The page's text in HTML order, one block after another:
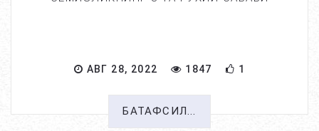
АВГ 28, 2022 1847 1
БАТАФСИЛ...